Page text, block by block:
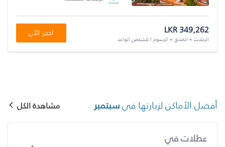
LKR 349,262
الرحلات + الفندق + الرسوم / للشخص الواحد
احجز الآن
أفضل الأماكن لزيارتها فيسبتمبر مشاهدة الكل
عطلات في